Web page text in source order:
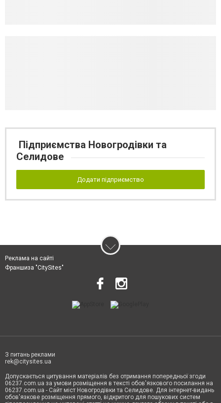
Підприємства Новогродівки та
Селидове
Додати підприємство
Реклама на сайті
Франшиза "CitySites"
З питань реклами
rek@citysites.ua
Допускається цитування матеріалів без отримання попередньої згоди
06237.com.ua за умови розміщення в тексті обов'язкового посилання на
06237.com.ua - Сайт міст Новогродівки та Селидове. Для інтернет-видань
обов'язкове розміщення прямого, відкритого для пошукових систем